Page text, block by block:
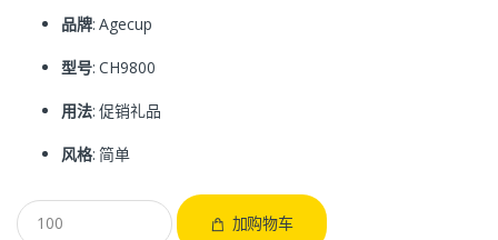
品牌: Agecup
型号: CH9800
用法: 促销礼品
风格: 简单
加购物车